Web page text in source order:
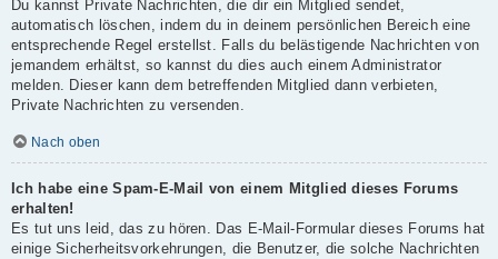
Du kannst Private Nachrichten, die dir ein Mitglied sendet,
automatisch löschen, indem du in deinem persönlichen Bereich eine
entsprechende Regel erstellst. Falls du belästigende Nachrichten von
jemandem erhältst, so kannst du dies auch einem Administrator
melden. Dieser kann dem betreffenden Mitglied dann verbieten,
Private Nachrichten zu versenden.
Nach oben
Ich habe eine Spam-E-Mail von einem Mitglied dieses Forums
erhalten!
Es tut uns leid, das zu hören. Das E-Mail-Formular dieses Forums hat
einige Sicherheitsvorkehrungen, die Benutzer, die solche Nachrichten